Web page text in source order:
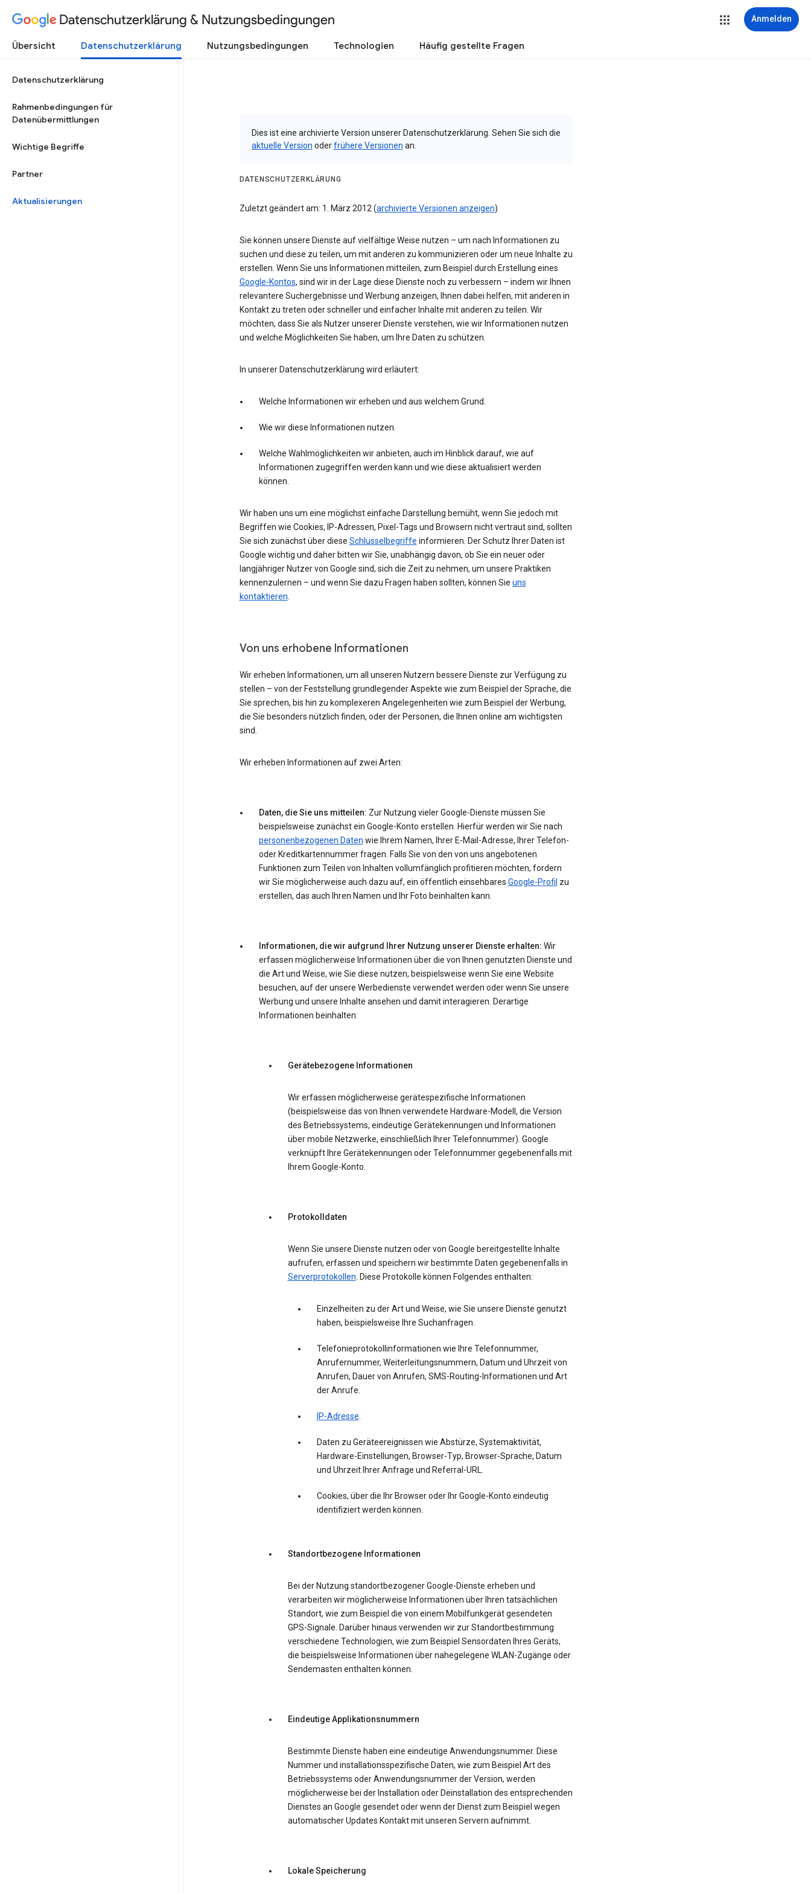
Datenschutzerklärung & Nutzungsbedingungen Anmelden
Übersicht Datenschutzerklärung Nutzungsbedingungen Technologien Häufig gestellte Fragen
Datenschutzerklärung
Rahmenbedingungen für
Datenübermittlungen
Wichtige Begriffe
Partner
Aktualisierungen
Dies ist eine archivierte Version unserer Datenschutzerklärung. Sehen Sie sich die
aktuelle Version oderfrühere Versionen an.
DATENSCHUTZERKLÄRUNG
Zuletzt geändert am: 1. März 2012 (archivierte Versionen anzeigen)
Sie können unsere Dienste auf vielfältige Weise nutzen – um nach Informationen zu
suchen und diese zu teilen, um mit anderen zu kommunizieren oder um neue Inhalte zu
erstellen. Wenn Sie uns Informationen mitteilen, zum Beispiel durch Erstellung eines
Google-Kontos, sind wir in der Lage diese Dienste noch zu verbessern – indem wir Ihnen
relevantere Suchergebnisse und Werbung anzeigen, Ihnen dabei helfen, mit anderen in
Kontakt zu treten oder schneller und einfacher Inhalte mit anderen zu teilen. Wir
möchten, dass Sie als Nutzer unserer Dienste verstehen, wie wir Informationen nutzen
und welche Möglichkeiten Sie haben, um Ihre Daten zu schützen.
In unserer Datenschutzerklärung wird erläutert:
Welche Informationen wir erheben und aus welchem Grund.
Wie wir diese Informationen nutzen.
Welche Wahlmöglichkeiten wir anbieten, auch im Hinblick darauf, wie auf
Informationen zugegriffen werden kann und wie diese aktualisiert werden
können.
Wir haben uns um eine möglichst einfache Darstellung bemüht, wenn Sie jedoch mit
Begriffen wie Cookies, IP-Adressen, Pixel-Tags und Browsern nicht vertraut sind, sollten
Sie sich zunächst über diese Schlüsselbegriffe informieren. Der Schutz Ihrer Daten ist
Google wichtig und daher bitten wir Sie, unabhängig davon, ob Sie ein neuer oder
langjähriger Nutzer von Google sind, sich die Zeit zu nehmen, um unsere Praktiken
kennenzulernen – und wenn Sie dazu Fragen haben sollten, können Sie uns
kontaktieren.
Von uns erhobene Informationen
Wir erheben Informationen, um all unseren Nutzern bessere Dienste zur Verfügung zu
stellen – von der Feststellung grundlegender Aspekte wie zum Beispiel der Sprache, die
Sie sprechen, bis hin zu komplexeren Angelegenheiten wie zum Beispiel der Werbung,
die Sie besonders nützlich finden, oder der Personen, die Ihnen online am wichtigsten
sind.
Wir erheben Informationen auf zwei Arten:
Daten, die Sie uns mitteilen: Zur Nutzung vieler Google-Dienste müssen Sie
beispielsweise zunächst ein Google-Konto erstellen. Hierfür werden wir Sie nach
personenbezogenen Daten wie Ihrem Namen, Ihrer E-Mail-Adresse, Ihrer Telefon-
oder Kreditkartennummer fragen. Falls Sie von den von uns angebotenen
Funktionen zum Teilen von Inhalten vollumfänglich profitieren möchten, fordern
wir Sie möglicherweise auch dazu auf, ein öffentlich einsehbares Google-Profil zu
erstellen, das auch Ihren Namen und Ihr Foto beinhalten kann.
Informationen, die wir aufgrund Ihrer Nutzung unserer Dienste erhalten: Wir
erfassen möglicherweise Informationen über die von Ihnen genutzten Dienste und
die Art und Weise, wie Sie diese nutzen, beispielsweise wenn Sie eine Website
besuchen, auf der unsere Werbedienste verwendet werden oder wenn Sie unsere
Werbung und unsere Inhalte ansehen und damit interagieren. Derartige
Informationen beinhalten:
Gerätebezogene Informationen
Wir erfassen möglicherweise gerätespezifische Informationen
(beispielsweise das von Ihnen verwendete Hardware-Modell, die Version
des Betriebssystems, eindeutige Gerätekennungen und Informationen
über mobile Netzwerke, einschließlich Ihrer Telefonnummer). Google
verknüpft Ihre Gerätekennungen oder Telefonnummer gegebenenfalls mit
Ihrem Google-Konto.
Protokolldaten
Wenn Sie unsere Dienste nutzen oder von Google bereitgestellte Inhalte
aufrufen, erfassen und speichern wir bestimmte Daten gegebenenfalls in
Serverprotokollen. Diese Protokolle können Folgendes enthalten:
Einzelheiten zu der Art und Weise, wie Sie unsere Dienste genutzt
haben, beispielsweise Ihre Suchanfragen.
Telefonieprotokollinformationen wie Ihre Telefonnummer,
Anrufernummer, Weiterleitungsnummern, Datum und Uhrzeit von
Anrufen, Dauer von Anrufen, SMS-Routing-Informationen und Art
der Anrufe.
IP-Adresse.
Daten zu Geräteereignissen wie Abstürze, Systemaktivität,
Hardware-Einstellungen, Browser-Typ, Browser-Sprache, Datum
und Uhrzeit Ihrer Anfrage und Referral-URL.
Cookies, über die Ihr Browser oder Ihr Google-Konto eindeutig
identifiziert werden können.
Standortbezogene Informationen
Bei der Nutzung standortbezogener Google-Dienste erheben und
verarbeiten wir möglicherweise Informationen über Ihren tatsächlichen
Standort, wie zum Beispiel die von einem Mobilfunkgerät gesendeten
GPS-Signale. Darüber hinaus verwenden wir zur Standortbestimmung
verschiedene Technologien, wie zum Beispiel Sensordaten Ihres Geräts,
die beispielsweise Informationen über nahegelegene WLAN-Zugänge oder
Sendemasten enthalten können.
Eindeutige Applikationsnummern
Bestimmte Dienste haben eine eindeutige Anwendungsnummer. Diese
Nummer und installationsspezifische Daten, wie zum Beispiel Art des
Betriebssystems oder Anwendungsnummer der Version, werden
möglicherweise bei der Installation oder Deinstallation des entsprechenden
Dienstes an Google gesendet oder wenn der Dienst zum Beispiel wegen
automatischer Updates Kontakt mit unseren Servern aufnimmt.
Lokale Speicherung